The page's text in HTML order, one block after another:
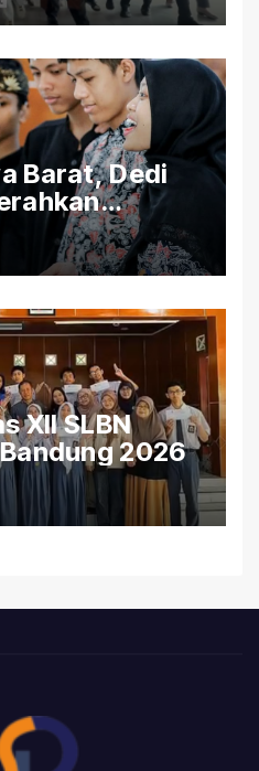
Barat, Dedi
Siswa
Kota Bandung
XII SLBN
2026